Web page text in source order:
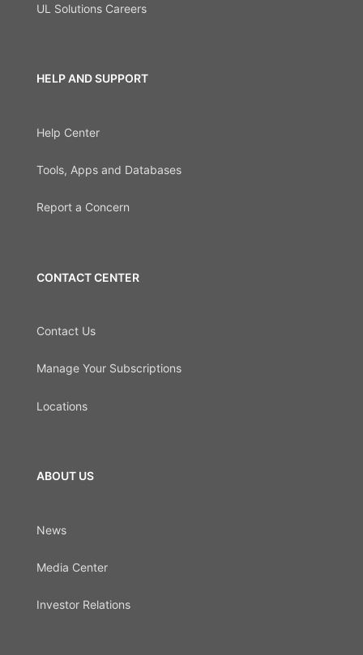
UL Solutions Careers
HELP AND SUPPORT
Help Center
Tools, Apps and Databases
Report a Concern
CONTACT CENTER
Contact Us
Manage Your Subscriptions
Locations
ABOUT US
News
Media Center
Investor Relations